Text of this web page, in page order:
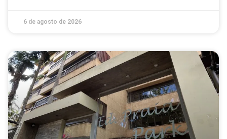
6 de agosto de 2026